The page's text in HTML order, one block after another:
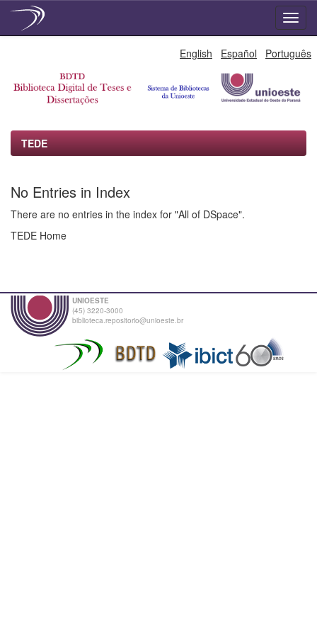
English Español Português
TEDE
No Entries in Index
There are no entries in the index for "All of DSpace".
TEDE Home
UNIOESTE
(45) 3220-3000
biblioteca.repositorio@unioeste.br